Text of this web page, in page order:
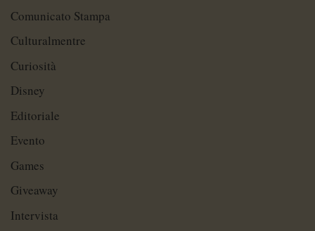
Comunicato Stampa
Culturalmentre
Curiosità
Disney
Editoriale
Evento
Games
Giveaway
Intervista